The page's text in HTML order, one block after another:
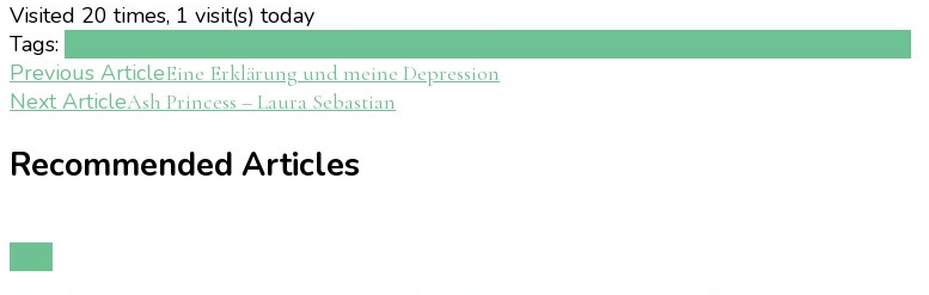
Visited 20 times, 1 visit(s) today
Tags:
Post
Navigation
Previous ArticleEine Erklärung und meine Depression
Next ArticleAsh Princess – Laura Sebastian
Recommended Articles